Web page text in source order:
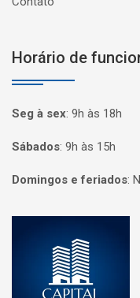
Horário de
Seg à sex: 9h às 18h
Sábados: 9h às 15h
Domingos e feriados: